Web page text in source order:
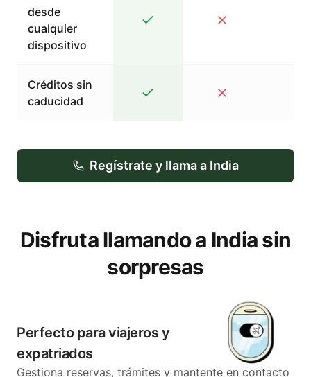
desde
cualquier
dispositivo
Créditos sin
caducidad
Regístrate y llama a India
Disfruta llamando a India sin
sorpresas
Perfecto para viajeros y
expatriados
Gestiona reservas, trámites y mantente en contacto